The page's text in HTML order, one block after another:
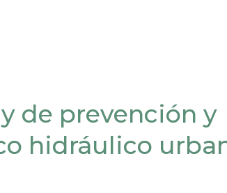
de prevención y
hidráulico